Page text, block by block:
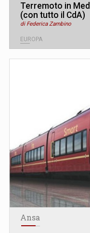
Terremoto in
(con tutto il CdA)
di Federica Zambino
EUROPA
Ansa